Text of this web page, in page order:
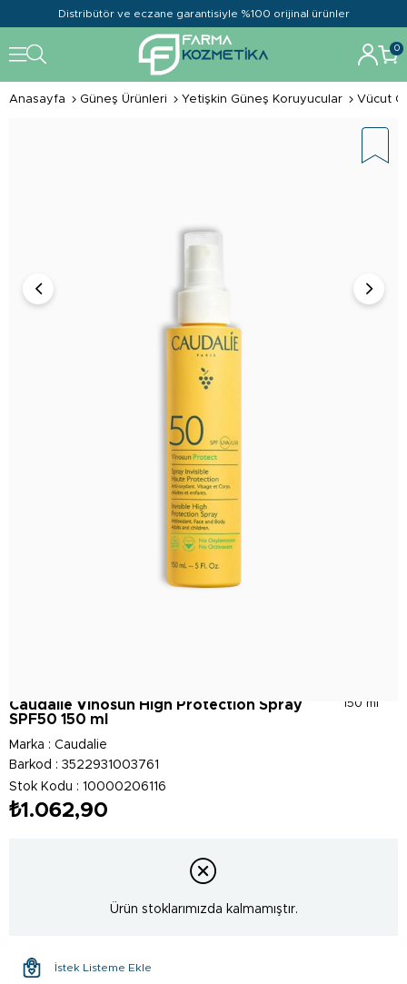
Distribütör ve eczane garantisiyle %100 orijinal ürünler
0
Anasayfa Güneş Ürünleri Yetişkin Güneş Koruyucular Vücut
150 ml
Caudalie Vinosun High Protection Spray
SPF50 150 ml
Marka : Caudalie
Barkod : 3522931003761
Stok Kodu
10000206116
₺1.062,90
Ürün stoklarımızda kalmamıştır.
İstek Listeme Ekle